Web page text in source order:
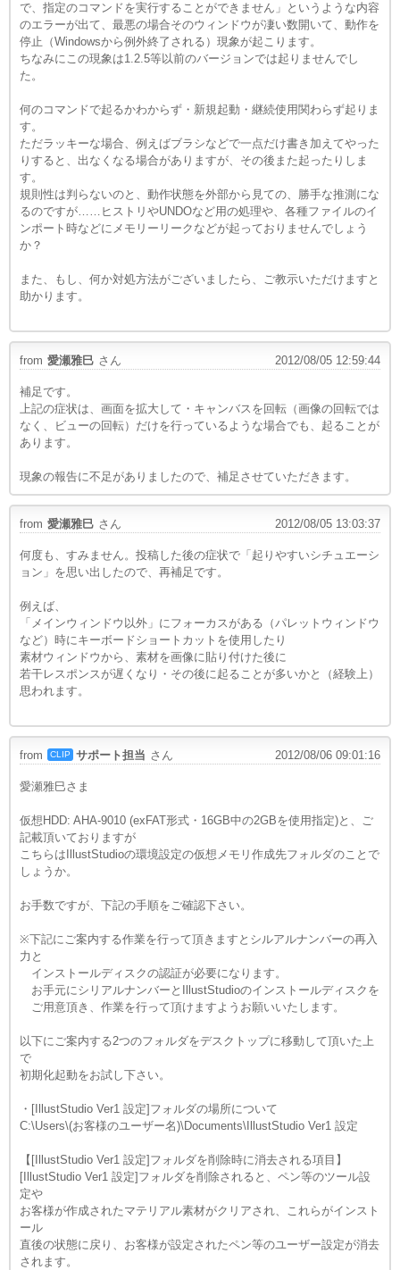
で、指定のコマンドを実行することができません」というような内容
のエラーが出て、最悪の場合そのウィンドウが凄い数開いて、動作を
停止（Windowsから例外終了される）現象が起こります。
ちなみにこの現象は1.2.5等以前のバージョンでは起りませんでし
た。
何のコマンドで起るかわからず・新規起動・継続使用関わらず起りま
す。
ただラッキーな場合、例えばブラシなどで一点だけ書き加えてやった
りすると、出なくなる場合がありますが、その後また起ったりしま
す。
規則性は判らないのと、動作状態を外部から見ての、勝手な推測にな
るのですが……ヒストリやUNDOなど用の処理や、各種ファイルのイ
ンポート時などにメモリーリークなどが起っておりませんでしょう
か？
また、もし、何か対処方法がございましたら、ご教示いただけますと
助かります。
from 愛瀬雅巳 さん 2012/08/05 12:59:44
補足です。
上記の症状は、画面を拡大して・キャンバスを回転（画像の回転では
なく、ビューの回転）だけを行っているような場合でも、起ることが
あります。
現象の報告に不足がありましたので、補足させていただきます。
from 愛瀬雅巳 さん 2012/08/05 13:03:37
何度も、すみません。投稿した後の症状で「起りやすいシチュエーシ
ョン」を思い出したので、再補足です。
例えば、
「メインウィンドウ以外」にフォーカスがある（パレットウィンドウ
など）時にキーボードショートカットを使用したり
素材ウィンドウから、素材を画像に貼り付けた後に
若干レスポンスが遅くなり・その後に起ることが多いかと（経験上）
思われます。
from CLIP サポート担当 さん 2012/08/06 09:01:16
愛瀬雅巳さま
仮想HDD: AHA-9010 (exFAT形式・16GB中の2GBを使用指定)と、ご
記載頂いておりますが
こちらはIllustStudioの環境設定の仮想メモリ作成先フォルダのことで
しょうか。
お手数ですが、下記の手順をご確認下さい。
※下記にご案内する作業を行って頂きますとシルアルナンバーの再入
力と
インストールディスクの認証が必要になります。
お手元にシリアルナンバーとIllustStudioのインストールディスクを
ご用意頂き、作業を行って頂けますようお願いいたします。
以下にご案内する2つのフォルダをデスクトップに移動して頂いた上
で
初期化起動をお試し下さい。
・[IllustStudio Ver1 設定]フォルダの場所について
C:\Users\(お客様のユーザー名)\Documents\IllustStudio Ver1 設定
【[IllustStudio Ver1 設定]フォルダを削除時に消去される項目】
[IllustStudio Ver1 設定]フォルダを削除されると、ペン等のツール設
定や
お客様が作成されたマテリアル素材がクリアされ、これらがインスト
ール
直後の状態に戻り、お客様が設定されたペン等のユーザー設定が消去
されます。